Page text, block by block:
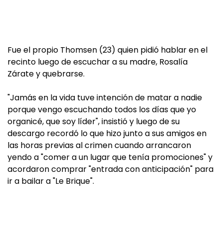
Fue el propio Thomsen (23) quien pidió hablar en el
recinto luego de escuchar a su madre, Rosalía
Zárate y quebrarse.
"Jamás en la vida tuve intención de matar a nadie
porque vengo escuchando todos los días que yo
organicé, que soy líder", insistió y luego de su
descargo recordó lo que hizo junto a sus amigos en
las horas previas al crimen cuando arrancaron
yendo a "comer a un lugar que tenía promociones" y
acordaron comprar "entrada con anticipación" para
ir a bailar a "Le Brique".